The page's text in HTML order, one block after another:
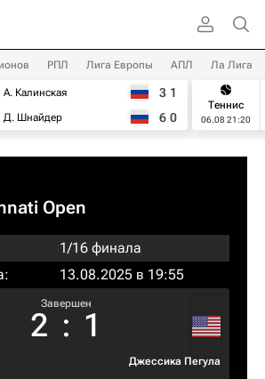
РПЛ Лига Европы АПЛ Ла Лига
А. Калинская
Д. Шнайдер
3 1
6 0
Теннис
06.08 21:20
Open
1/16 финала
13.08.2025 в 19:55
Завершен
2 : 1
Джессика Пегула